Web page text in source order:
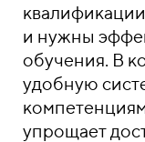
и нужны
обучения. В
удобную
упрощает